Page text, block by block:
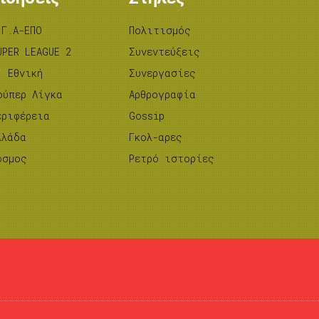
ΕΠΟ
LEAGUE 2
Εθνική
Λίγκα
Πολιτισμός
Συνεντεύξεις
Συνεργασίες
Αρθρογραφία
Gossip
Γκολ-αρες
Ρετρό ιστορίες